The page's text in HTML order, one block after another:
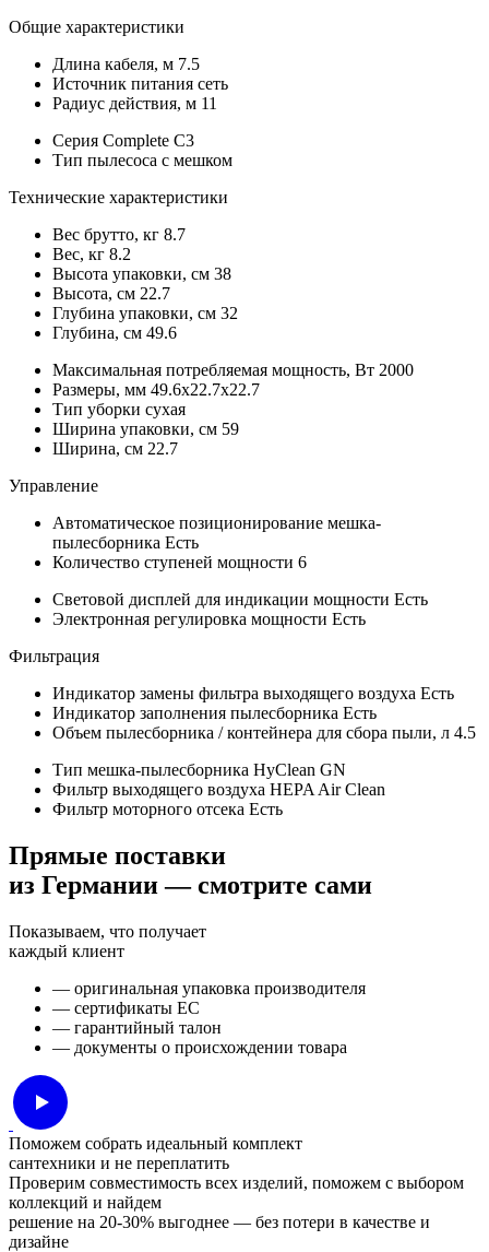
Общие характеристики
Длина кабеля, м 7.5
Источник питания сеть
Радиус действия, м 11
Серия Complete C3
Тип пылесоса с мешком
Технические характеристики
Вес брутто, кг 8.7
Вес, кг 8.2
Высота упаковки, см 38
Высота, см 22.7
Глубина упаковки, см 32
Глубина, см 49.6
Максимальная потребляемая мощность, Вт 2000
Размеры, мм 49.6х22.7х22.7
Тип уборки сухая
Ширина упаковки, см 59
Ширина, см 22.7
Управление
Автоматическое позиционирование мешка-
пылесборника Есть
Количество ступеней мощности 6
Световой дисплей для индикации мощности Есть
Электронная регулировка мощности Есть
Фильтрация
Индикатор замены фильтра выходящего воздуха Есть
Индикатор заполнения пылесборника Есть
Объем пылесборника / контейнера для сбора пыли, л 4.5
Тип мешка-пылесборника HyClean GN
Фильтр выходящего воздуха HEPA Air Clean
Фильтр моторного отсека Есть
Прямые поставки
из Германии — смотрите сами
Показываем, что получает
каждый клиент
— оригинальная упаковка производителя
— сертификаты ЕС
— гарантийный талон
— документы о происхождении товара
Поможем собрать идеальный комплект
сантехники и не переплатить
Проверим совместимость всех изделий, поможем с выбором
коллекций и найдем
решение на 20-30% выгоднее — без потери в качестве и
дизайне